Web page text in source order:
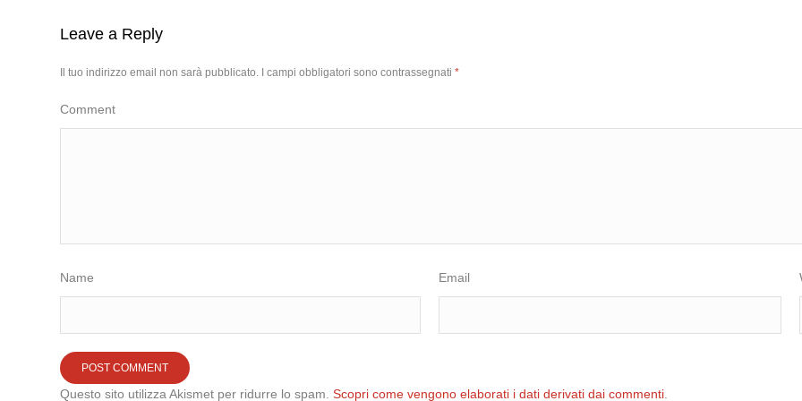
Leave a Reply
Il tuo indirizzo email non sarà pubblicato. I campi obbligatori sono contrassegnati*
Comment
Name Email
Questo sito utilizza Akismet per ridurre lo spam.Scopri come vengono elaborati i dati derivati dai commenti